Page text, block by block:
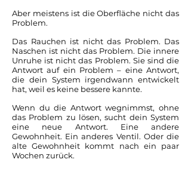
Aber meistens ist die Oberfläche nicht das
Problem.
Das Rauchen ist nicht das Problem. Das
Naschen ist nicht das Problem. Die innere
Unruhe ist nicht das Problem. Sie sind die
Antwort auf ein Problem – eine Antwort,
die dein System irgendwann entwickelt
hat, weil es keine bessere kannte.
Wenn du die Antwort wegnimmst, ohne
das Problem zu lösen, sucht dein System
eine neue Antwort. Eine andere
Gewohnheit. Ein anderes Ventil. Oder die
alte Gewohnheit kommt nach ein paar
Wochen zurück.